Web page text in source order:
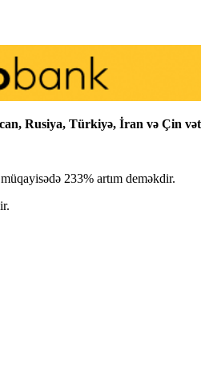
Rusiya, Türkiyə, İran və Çin
233% artım deməkdir.